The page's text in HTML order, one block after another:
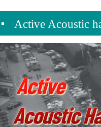
Active Acoustic